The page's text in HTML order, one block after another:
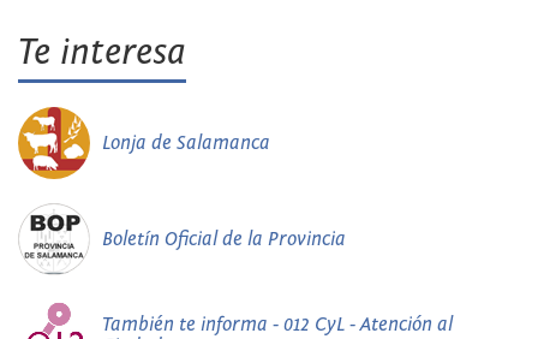
Te interesa
Lonja de Salamanca
Boletín Oficial de la Provincia
También te informa - 012 CyL - Atención al